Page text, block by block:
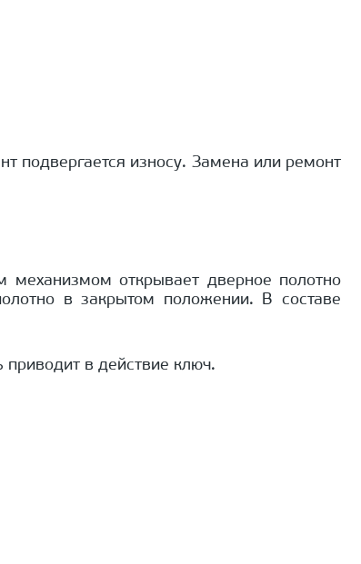
подвергается износу. Замена или ремонт
механизмом открывает дверное полотно
в закрытом положении. В составе
в действие ключ.